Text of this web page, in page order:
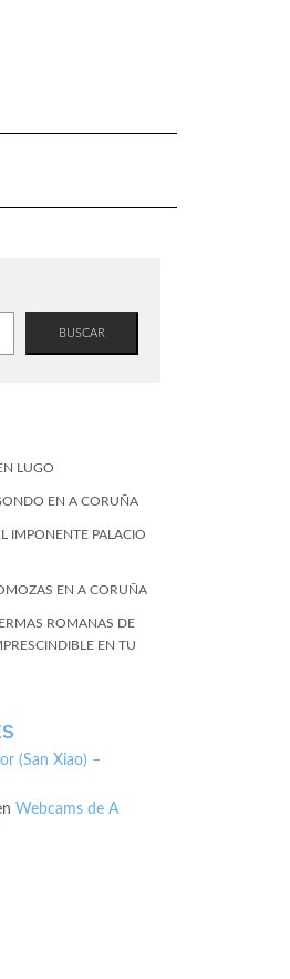
BUSCAR
LUGO
EN A CORUÑA
IMPONENTE PALACIO
EN A CORUÑA
ROMANAS DE
EN TU
(San Xiao) –
Webcams de A